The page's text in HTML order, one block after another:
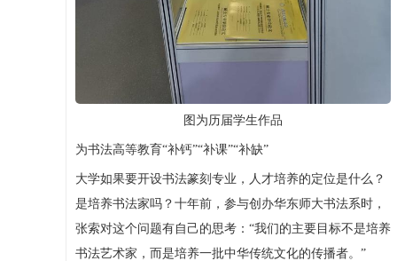
图为历届学生作品
为书法高等教育“补钙”“补课”“补缺”
大学如果要开设书法篆刻专业，人才培养的定位是什么？
是培养书法家吗？十年前，参与创办华东师大书法系时，
张索对这个问题有自己的思考：“我们的主要目标不是培养
书法艺术家，而是培养一批中华传统文化的传播者。”